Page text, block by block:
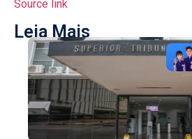
Source link
Leia Mais